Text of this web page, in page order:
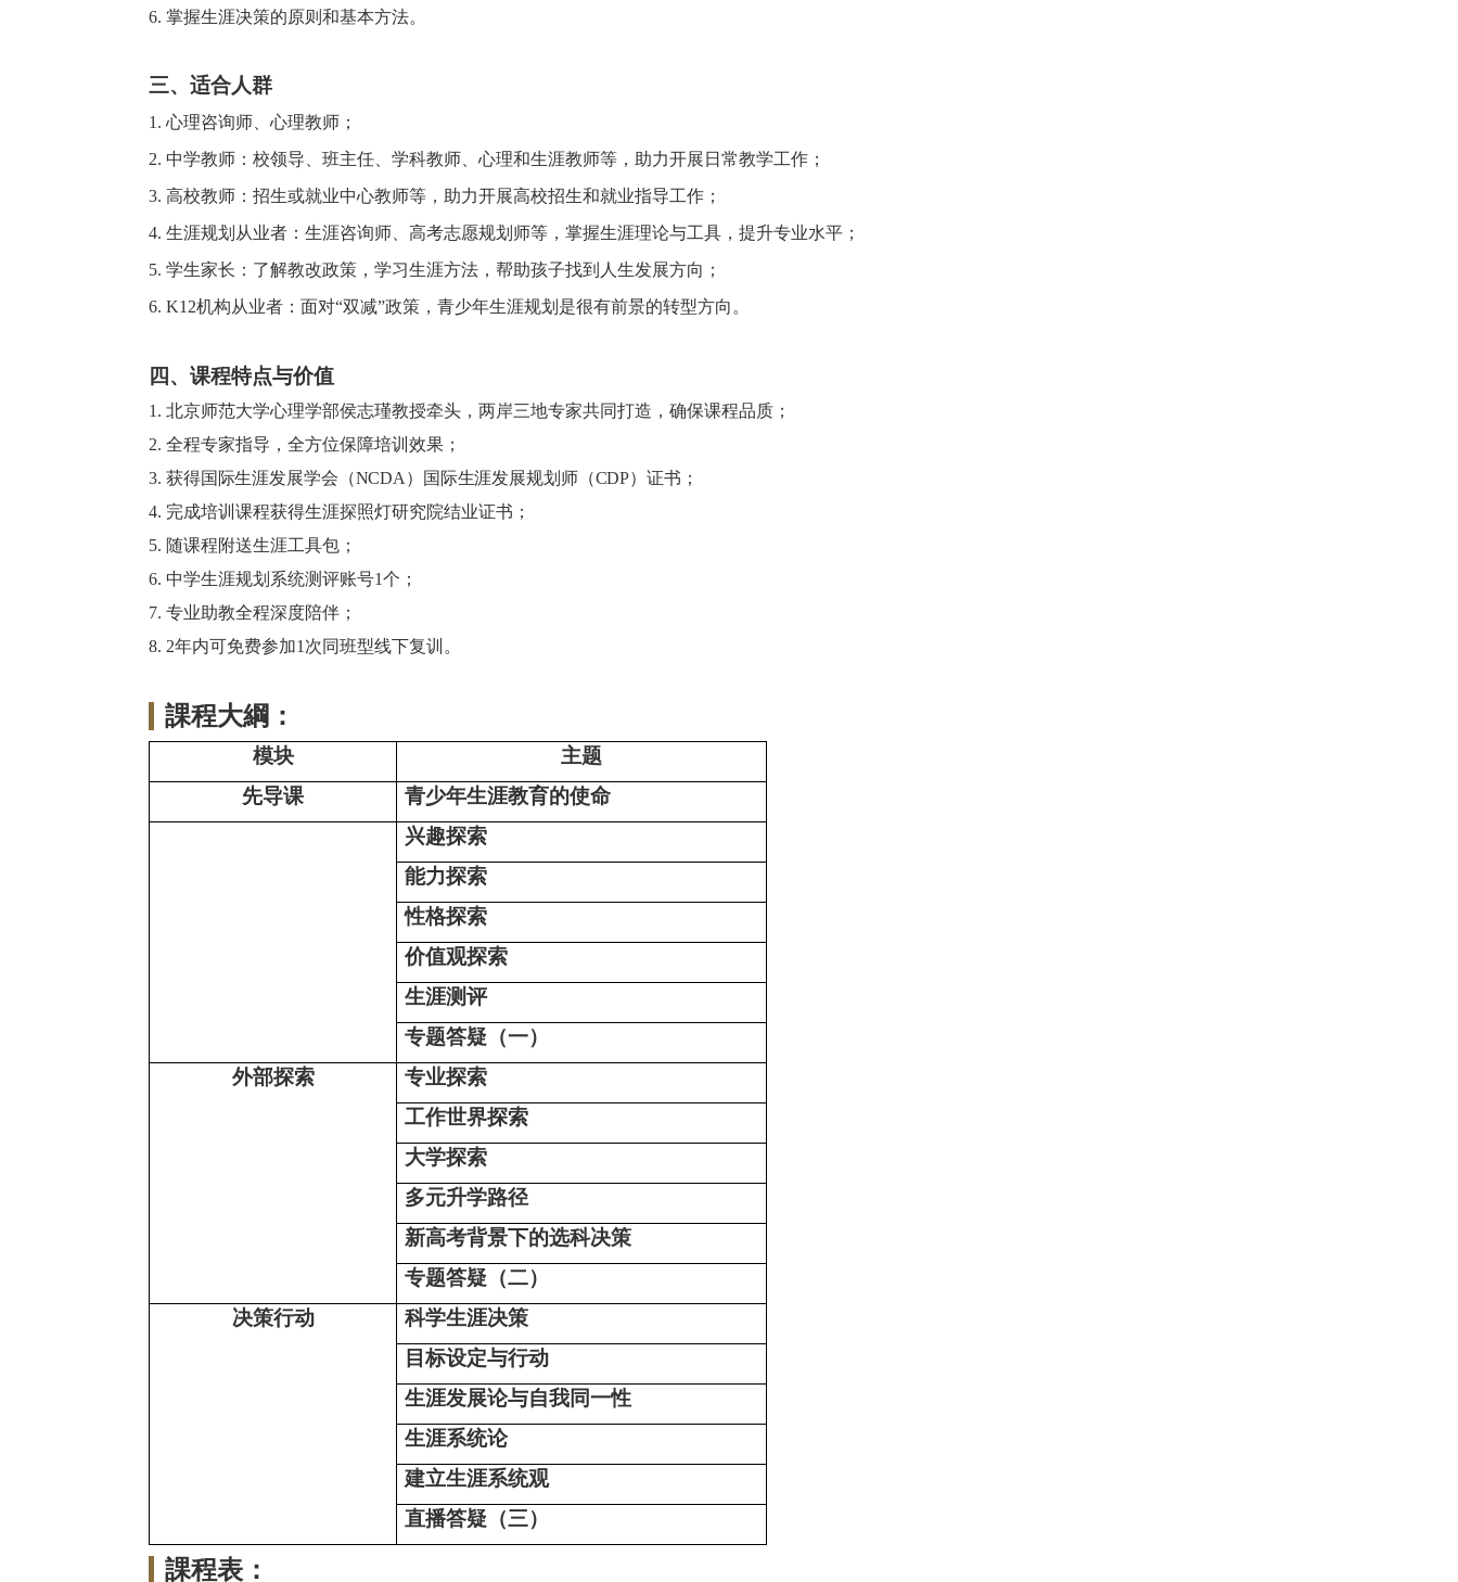
6. 掌握生涯决策的原则和基本方法。
三、适合人群
1. 心理咨询师、心理教师；
2. 中学教师：校领导、班主任、学科教师、心理和生涯教师等，助力开展日常教学工作；
3. 高校教师：招生或就业中心教师等，助力开展高校招生和就业指导工作；
4. 生涯规划从业者：生涯咨询师、高考志愿规划师等，掌握生涯理论与工具，提升专业水平；
5. 学生家长：了解教改政策，学习生涯方法，帮助孩子找到人生发展方向 ；
6. K12机构从业者：面对“双减”政策 ，青少年生涯规划是很有前景的转型方向。
四、课程特点与价值
1. 北京师范大学心理学部侯志瑾教授牵头，两岸三地专家共同打造，确保课程品质；
2. 全程专家指导，全方位保障培训效果；
3. 获得国际生涯发展学会（NCDA ）国际生涯发展规划师（CDP）证书；
4. 完成培训课程获得生涯探照灯研究院结业证书；
5. 随课程附送生涯工具包；
6. 中学生涯规划系统测评账号1个 ；
7. 专业助教全程深度陪伴；
8. 2年内可免费参加1次同班型线下复训。
課程大綱：
模块
主题
先导课
青少年生涯教育的使命
兴趣探索
能力探索
性格探索
价值观探索
生涯测评
专题答疑（一）
外部探索
专业探索
工作世界探索
大学探索
多元升学路径
新高考背景下的选科决策
专题答疑（二）
决策行动
科学生涯决策
目标设定与行动
生涯发展论与自我同一性
生涯系统论
建立生涯系统观
直播答疑（三）
課程表：